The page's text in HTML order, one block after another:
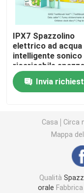
Spazzolino da
Spazzolino da
Sonic Electric
Spazzolino da
IPX7 Spazzolino
elettrico ad acqua
intelligente sonico
ricaricabile
automatico
Invia
Casa Circa
Mappa
Qualità
orale